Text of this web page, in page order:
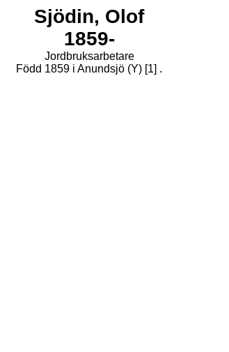
Sjödin, Olof
1859-
Jordbruksarbetare
Född 1859 i Anundsjö (Y) [1] .